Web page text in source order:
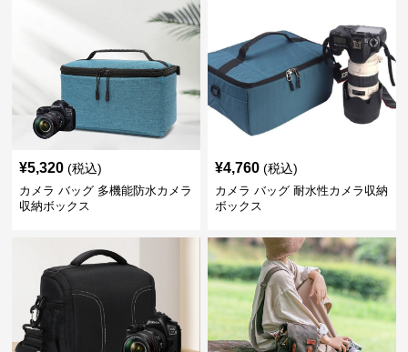
¥5,320 (税込)
カメラ バッグ 多機能防水カメラ
収納ボックス
¥4,760 (税込)
カメラ バッグ 耐水性カメラ収納
ボックス